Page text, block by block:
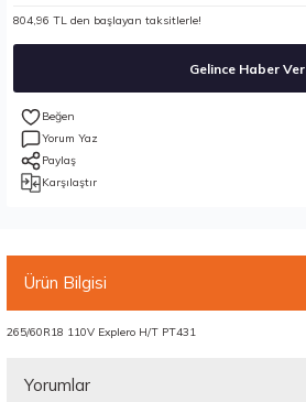
804,96 TL den başlayan taksitlerle!
Gelince Haber Ver
Yorum Yaz
Paylaş
Karşılaştır
Ürün Bilgisi
265/60R18 110V Explero H/T PT431
Yorumlar